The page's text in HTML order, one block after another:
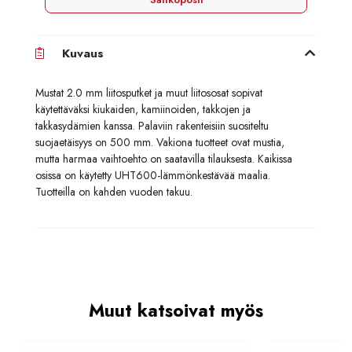
Kuvaus
Mustat 2.0 mm liitosputket ja muut liitososat sopivat
käytettäväksi kiukaiden, kamiinoiden, takkojen ja
takkasydämien kanssa. Palaviin rakenteisiin suositeltu
suojaetäisyys on 500 mm. Vakiona tuotteet ovat mustia,
mutta harmaa vaihtoehto on saatavilla tilauksesta. Kaikissa
osissa on käytetty UHT600-lämmönkestävää maalia.
Tuotteilla on kahden vuoden takuu.
Muut katsoivat myös